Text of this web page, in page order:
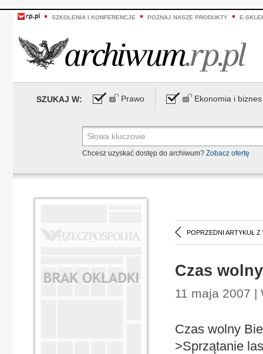
SZKOLENIA I KONFERENCJE POZNAJ NASZE PRODUKTY E-
SZUKAJ W: Prawo Ekonomia i biznes
Chcesz uzyskać dostęp do archiwum? Zobacz ofertę
POPRZEDNI ARTYKUŁ Z
Czas wolny
11 maja 2007 |
Czas wolny
>Sprzątanie